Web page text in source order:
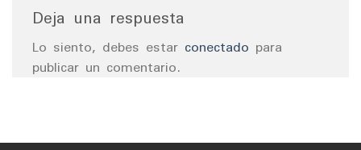
Deja una respuesta
Lo siento, debes estar conectado para
publicar un comentario.